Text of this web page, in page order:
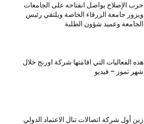
حزب الإصلاح يواصل انفتاحه على الجامعات
ويزور جامعة الزرقاء الخاصة ويلتقي رئيس
الجامعة وعميد شؤون الطلبة
هذه الفعاليات التي اقامتها شركة اورنج خلال
شهر تموز – فيديو
زين أول شركة اتصالات تنال الاعتماد الدولي